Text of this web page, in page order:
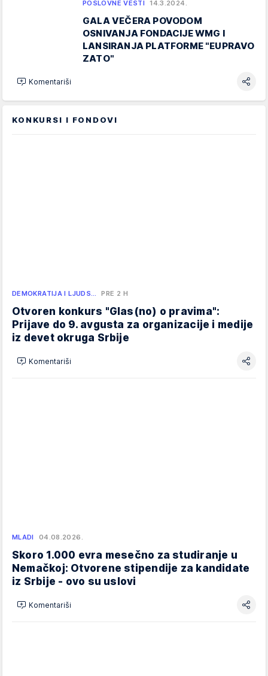
POSLOVNE VESTI 14.3.2024.
GALA VEČERA POVODOM
OSNIVANJA FONDACIJE WMG I
LANSIRANJA PLATFORME "EUPRAVO
ZATO"
Komentariši
KONKURSI I FONDOVI
DEMOKRATIJA I LJUDS… PRE 2 H
Otvoren konkurs "Glas(no) o pravima":
Prijave do 9. avgusta za organizacije i medije
iz devet okruga Srbije
Komentariši
MLADI 04.08.2026.
Skoro 1.000 evra mesečno za studiranje u
Nemačkoj: Otvorene stipendije za kandidate
iz Srbije - ovo su uslovi
Komentariši